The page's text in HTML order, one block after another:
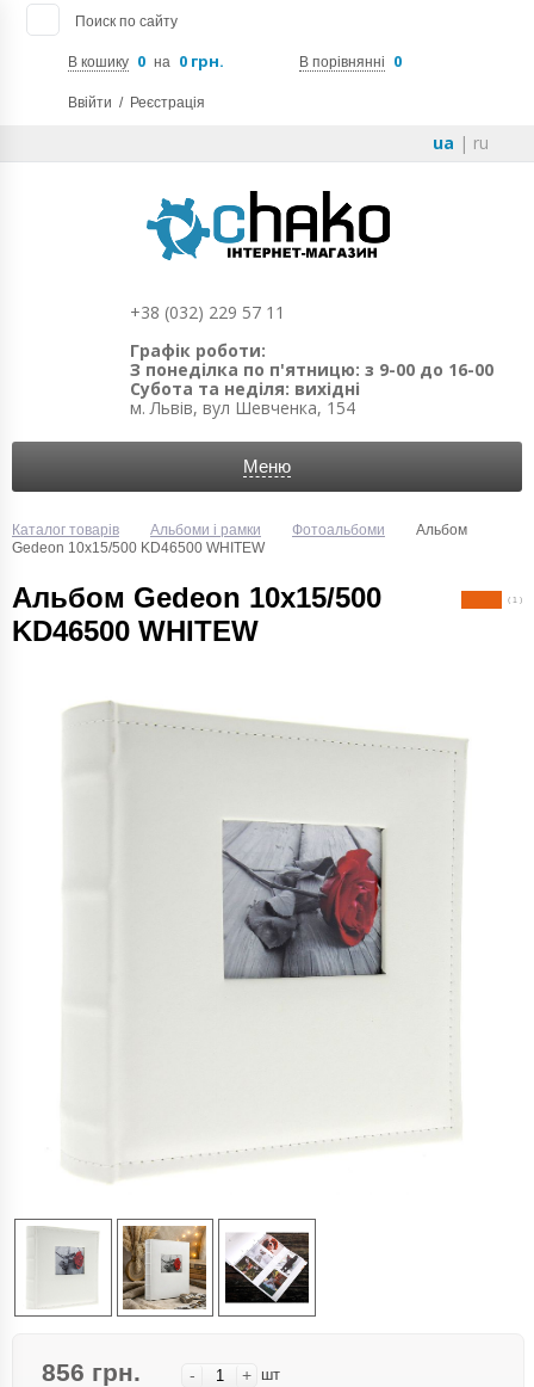
Поиск по сайту
В кошику 0 на 0 грн. В порівнянні 0
Ввійти / Реєстрація
ua | ru
+38 (032) 229 57 11
Графік роботи:
З понеділка по п'ятницю: з 9-00 до 16-00
Субота та неділя: вихідні
м. Львів, вул Шевченка, 154
Меню
Каталог товарів Альбоми і рамки Фотоальбоми
Альбом
Gedeon 10х15/500 KD46500 WHITEW
Альбом Gedeon 10х15/500
KD46500 WHITEW
( 1 )
856 грн. - + шт